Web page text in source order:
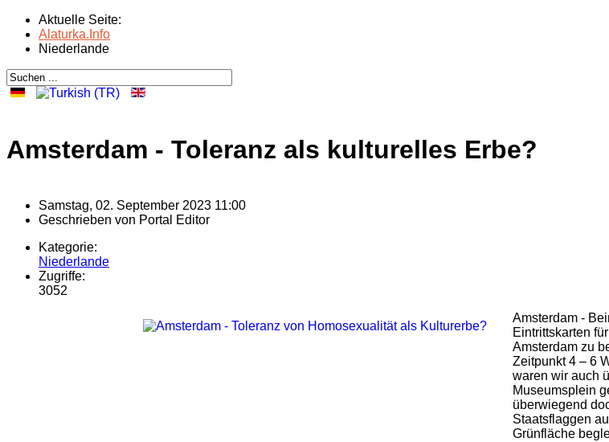
Aktuelle Seite:
Alaturka.Info
Niederlande
Amsterdam - Toleranz als kulturelles Erbe?
Samstag, 02. September 2023 11:00
Geschrieben von Portal Editor
Kategorie:
Niederlande
Zugriffe:
3052
Amsterdam -
Eintrittskarten
Amsterdam zu
Zeitpunkt 4 – 6
waren wir auch
Museumsplein
überwiegend
Staatsflaggen
Grünfläche